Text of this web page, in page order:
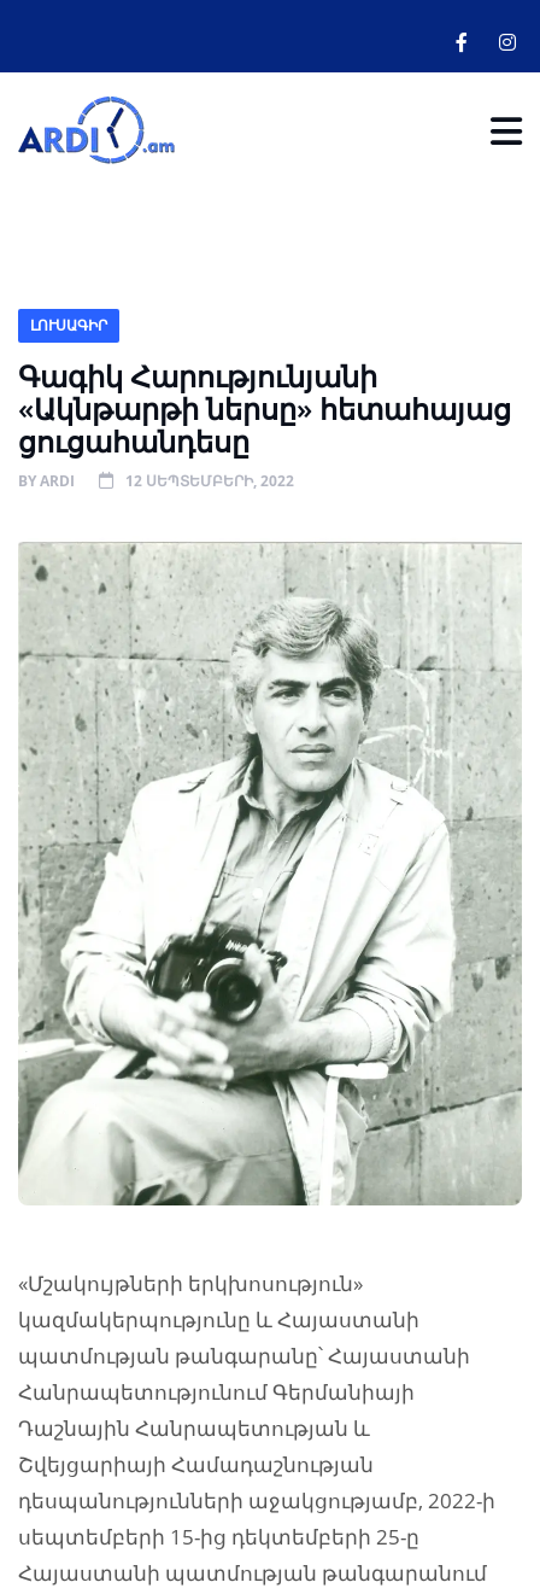
ԼՈՒՍԱԳԻՐ
Գագիկ Հարությունյանի
«Ակնթարթի ներսը» հետահայաց
ցուցահանդեսը
BYARDI 12 ՍԵՊՏԵՄԲԵՐԻ, 2022
«Մշակույթների երկխոսություն»
կազմակերպությունը և Հայաստանի
պատմության թանգարանը՝ Հայաստանի
Հանրապետությունում Գերմանիայի
Դաշնային Հանրապետության և
Շվեյցարիայի Համադաշնության
դեսպանությունների աջակցությամբ, 2022-ի
սեպտեմբերի 15-ից դեկտեմբերի 25-ը
Հայաստանի պատմության թանգարանում